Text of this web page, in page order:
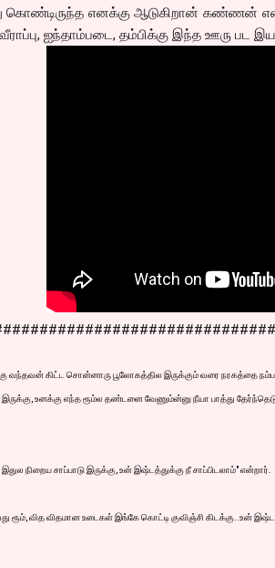
கொண்டிருந்த எனக்கு ஆடுகிறான் கண்ணன்
ஐந்தாம்படை, தம்பிக்கு இந்த ஊரு பட
வந்தவன் கிட்ட சொன்னாரு பூலோகத்தில இருக்கும் வரை நரகத்தை
உனக்கு எந்த ரூம்ல தண்டனை வேணும்ன்னு நீயா பாத்து
இதுல நிறைய சாப்பாடு இருக்கு, உன் இஷ்டத்துக்கு நீ சாப்பிடலாம்"
ரூம், வித விதமான உடைகள் இங்கே கொட்டி குவிஞ்சி கிடக்கு..உன்